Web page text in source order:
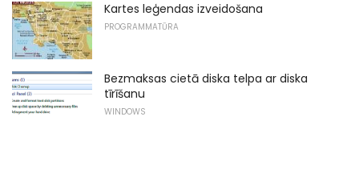
Kartes leģendas izveidošana
PROGRAMMATŪRA
Bezmaksas cietā diska telpa ar diska
tīrīšanu
WINDOWS